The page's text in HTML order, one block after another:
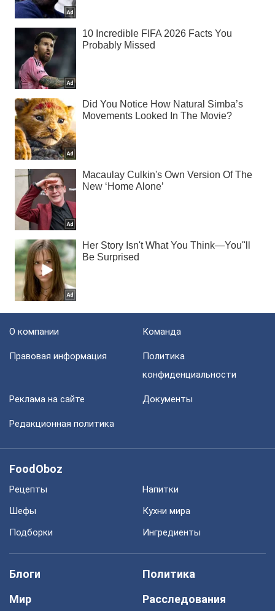
О компании Команда
Правовая информация
Политика
конфиденциальности
Реклама на сайте Документы
Редакционная политика
FoodOboz
Рецепты
Напитки
Шефы
Кухни мира
Подборки
Ингредиенты
Блоги
Политика
Мир
Расследования